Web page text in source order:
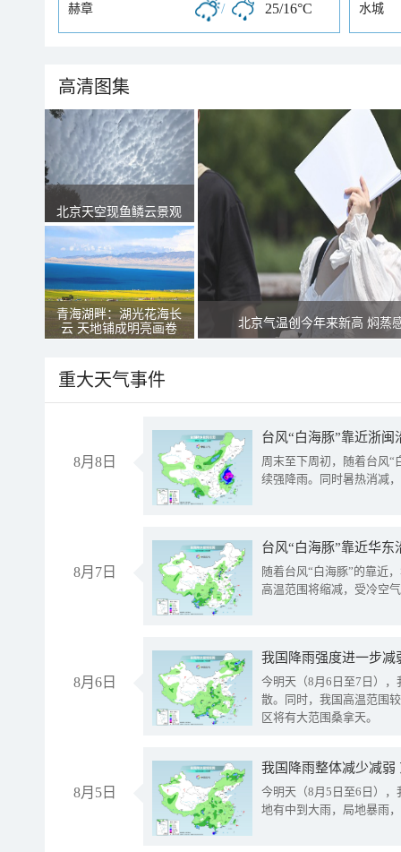
赫章 / 25/16°C 水城
高清图集
北京天空现鱼鳞云景观
青海湖畔：湖光花海长
云 天地铺成明亮画卷
北京气温创今年来新高 焖蒸
重大天气事件
8月8日
台风“白海豚”靠近浙
周末至下周初，随着台风“
续强降雨。同时暑热消减
8月7日
台风“白海豚”靠近华
随着台风“白海豚”的靠近
高温范围将缩减，受冷空
8月6日
今明天（8月6日至7日）
散。同时，我国高温范围
区将有大范围桑拿天。
8月5日
我国降雨整体减少减弱
今明天（8月5日至6日）
地有中到大雨，局地暴雨